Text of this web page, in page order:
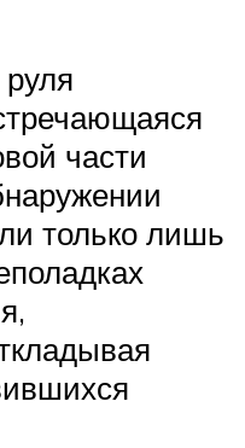
части
только лишь